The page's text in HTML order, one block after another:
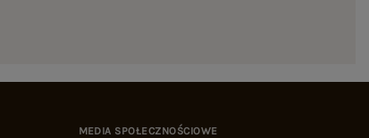
MEDIA SPOŁECZNOŚCIOWE